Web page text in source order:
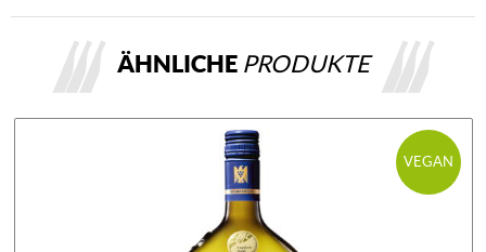
ÄHNLICHE PRODUKTE
VEGAN